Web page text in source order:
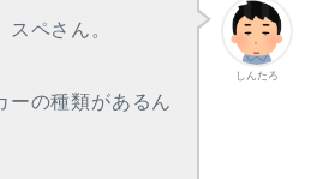
しんたろ
ペさん。
ーの種類があるん